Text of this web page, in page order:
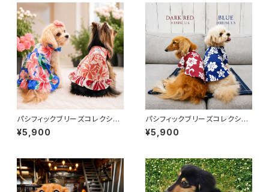
パシフィックブリーズコレクショ
ン / サンドレス ( 5種類 )
¥5,900
パシフィックブリーズコレクショ
ン / アロハ ( 5種類 )
¥5,900